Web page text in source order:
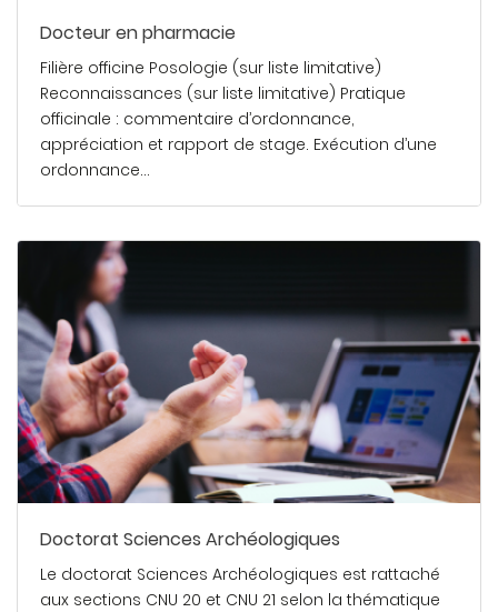
Docteur en pharmacie
Filière officine Posologie (sur liste limitative)
Reconnaissances (sur liste limitative) Pratique
officinale : commentaire d’ordonnance,
appréciation et rapport de stage. Exécution d’une
ordonnance…
Doctorat Sciences Archéologiques
Le doctorat Sciences Archéologiques est rattaché
aux sections CNU 20 et CNU 21 selon la thématique